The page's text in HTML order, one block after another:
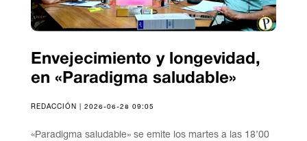
Envejecimiento y longevidad,
en «Paradigma saludable»
REDACCIÓN | 2026-06-28 09:05
«Paradigma saludable» se emite los martes a las 18’00